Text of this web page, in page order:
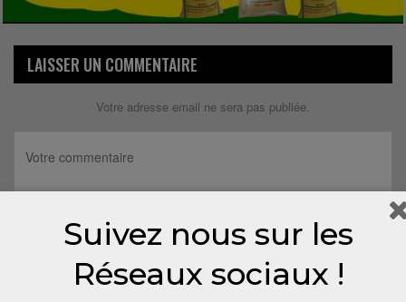
LAISSER UN COMMENTAIRE
Votre adresse email ne sera pas publiée.
Suivez nous sur les
Réseaux sociaux !